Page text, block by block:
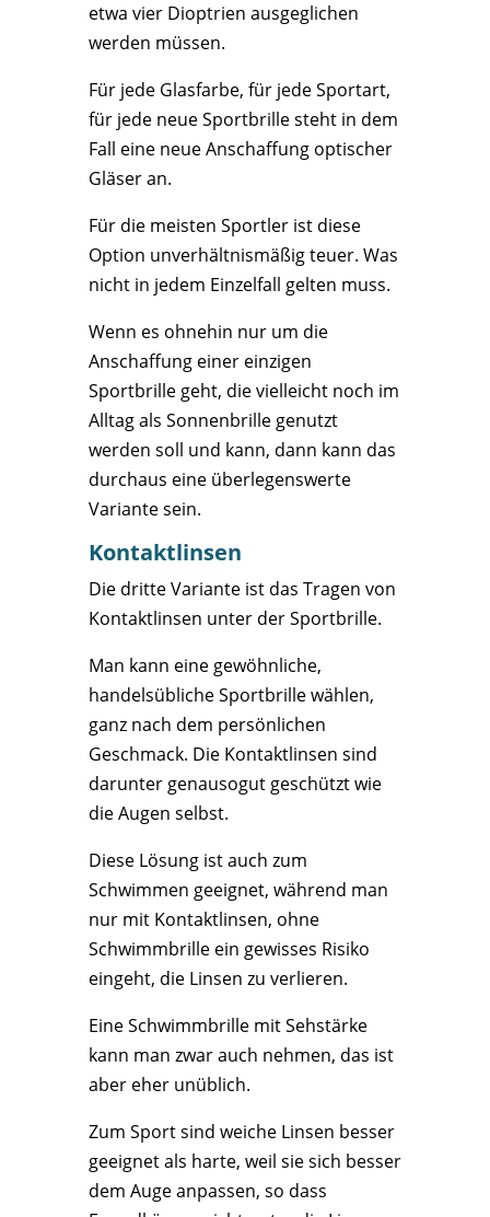
etwa vier Dioptrien ausgeglichen
werden müssen.
Für jede Glasfarbe, für jede Sportart,
für jede neue Sportbrille steht in dem
Fall eine neue Anschaffung optischer
Gläser an.
Für die meisten Sportler ist diese
Option unverhältnismäßig teuer. Was
nicht in jedem Einzelfall gelten muss.
Wenn es ohnehin nur um die
Anschaffung einer einzigen
Sportbrille geht, die vielleicht noch im
Alltag als Sonnenbrille genutzt
werden soll und kann, dann kann das
durchaus eine überlegenswerte
Variante sein.
Kontaktlinsen
Die dritte Variante ist das Tragen von
Kontaktlinsen unter der Sportbrille.
Man kann eine gewöhnliche,
handelsübliche Sportbrille wählen,
ganz nach dem persönlichen
Geschmack. Die Kontaktlinsen sind
darunter genausogut geschützt wie
die Augen selbst.
Diese Lösung ist auch zum
Schwimmen geeignet, während man
nur mit Kontaktlinsen, ohne
Schwimmbrille ein gewisses Risiko
eingeht, die Linsen zu verlieren.
Eine Schwimmbrille mit Sehstärke
kann man zwar auch nehmen, das ist
aber eher unüblich.
Zum Sport sind weiche Linsen besser
geeignet als harte, weil sie sich besser
dem Auge anpassen, so dass